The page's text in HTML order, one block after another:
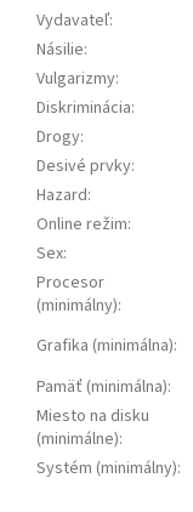
Vydavateľ:
Násilie:
Vulgarizmy:
Diskriminácia:
Drogy:
Desivé prvky:
Hazard:
Online režim:
Sex:
Procesor
(minimálny):
Grafika (minimálna):
Pamäť (minimálna):
Miesto na disku
(minimálne):
Systém (minimálny):